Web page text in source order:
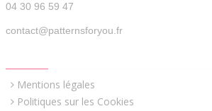
04 30 96 59 47
contact@patternsforyou.fr
Mentions légales
Politiques sur les Cookies